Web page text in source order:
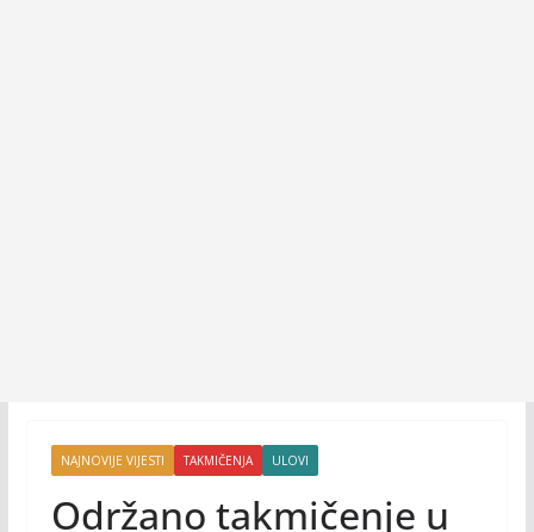
NAJNOVIJE VIJESTI TAKMIČENJA ULOVI
Održano takmičenje u